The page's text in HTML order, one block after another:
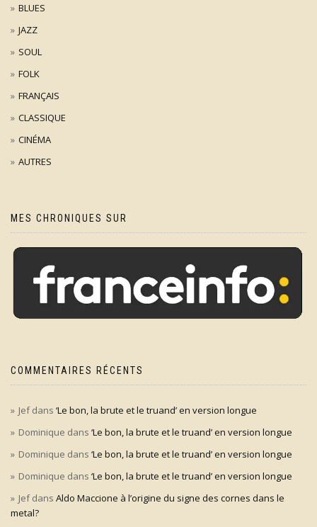
BLUES
JAZZ
SOUL
FOLK
FRANÇAIS
CLASSIQUE
CINÉMA
AUTRES
MES CHRONIQUES SUR
COMMENTAIRES RÉCENTS
Jefdans ‘Le bon, la brute et le truand’ en version longue
Dominique dans ‘Le bon, la brute et le truand’ en version longue
Dominique dans ‘Le bon, la brute et le truand’ en version longue
Dominique dans ‘Le bon, la brute et le truand’ en version longue
Jefdans Aldo Maccione à l’origine du signe des cornes dans le
metal?